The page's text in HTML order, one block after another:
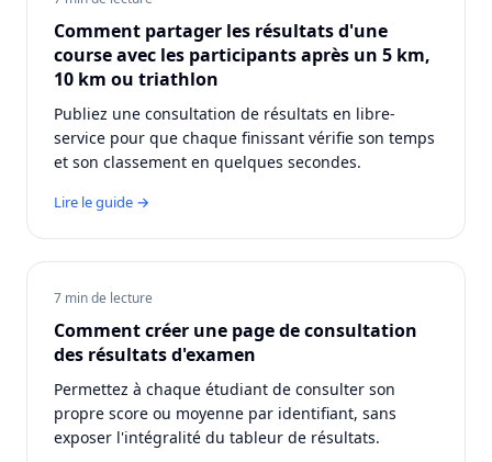
Comment partager les résultats d'une
course avec les participants après un 5 km,
10 km ou triathlon
Publiez une consultation de résultats en libre-
service pour que chaque finissant vérifie son temps
et son classement en quelques secondes.
Lire le guide →
7 min de lecture
Comment créer une page de consultation
des résultats d'examen
Permettez à chaque étudiant de consulter son
propre score ou moyenne par identifiant, sans
exposer l'intégralité du tableur de résultats.